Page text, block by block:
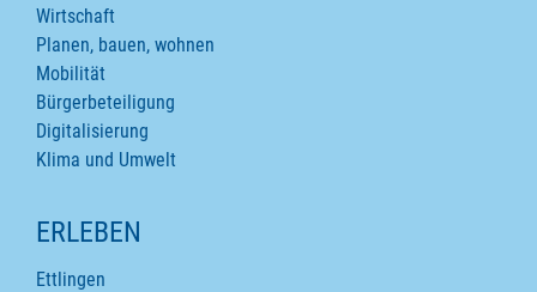
Wirtschaft
Planen, bauen, wohnen
Mobilität
Bürgerbeteiligung
Digitalisierung
Klima und Umwelt
ERLEBEN
Ettlingen